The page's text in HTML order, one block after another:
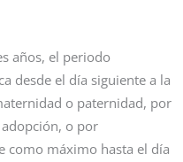
años, el periodo
desde el día siguiente a la
o paternidad, por
o por
como máximo hasta el día